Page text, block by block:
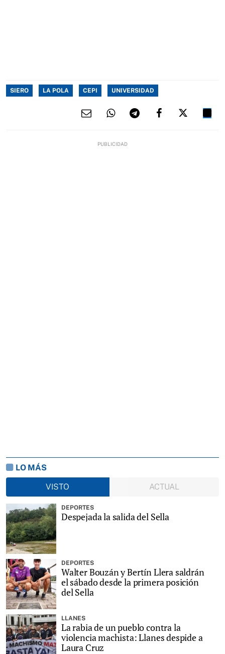
SIERO LA POLA CEPI UNIVERSIDAD
LO MÁS
VISTO
ACTUAL
DEPORTES
Despejada la salida del Sella
DEPORTES
Walter Bouzán y Bertín Llera saldrán
el sábado desde la primera posición
del Sella
LLANES
La rabia de un pueblo contra la
violencia machista: Llanes despide a
Laura Cruz